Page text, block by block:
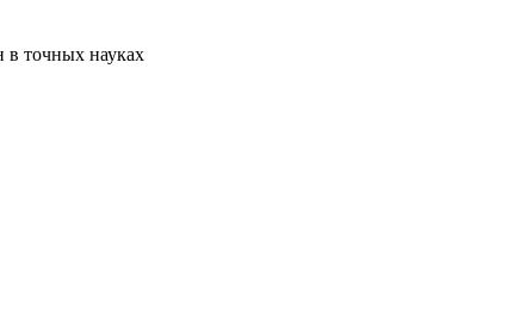
в точных науках